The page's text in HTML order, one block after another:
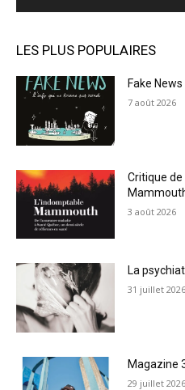
LES PLUS POPULAIRES
Fake News
7 août 2026
Critique de
3 août 2026
La
31 juillet 2026
Magazine
29 juillet 2026